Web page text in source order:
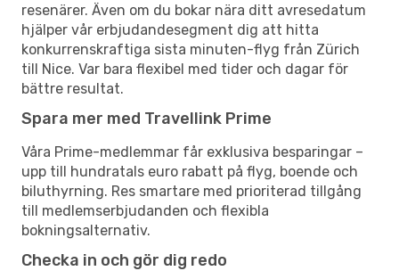
resenärer. Även om du bokar nära ditt avresedatum
hjälper vår erbjudandesegment dig att hitta
konkurrenskraftiga sista minuten-flyg från Zürich
till Nice. Var bara flexibel med tider och dagar för
bättre resultat.
Spara mer med Travellink Prime
Våra Prime-medlemmar får exklusiva besparingar –
upp till hundratals euro rabatt på flyg, boende och
biluthyrning. Res smartare med prioriterad tillgång
till medlemserbjudanden och flexibla
bokningsalternativ.
Checka in och gör dig redo